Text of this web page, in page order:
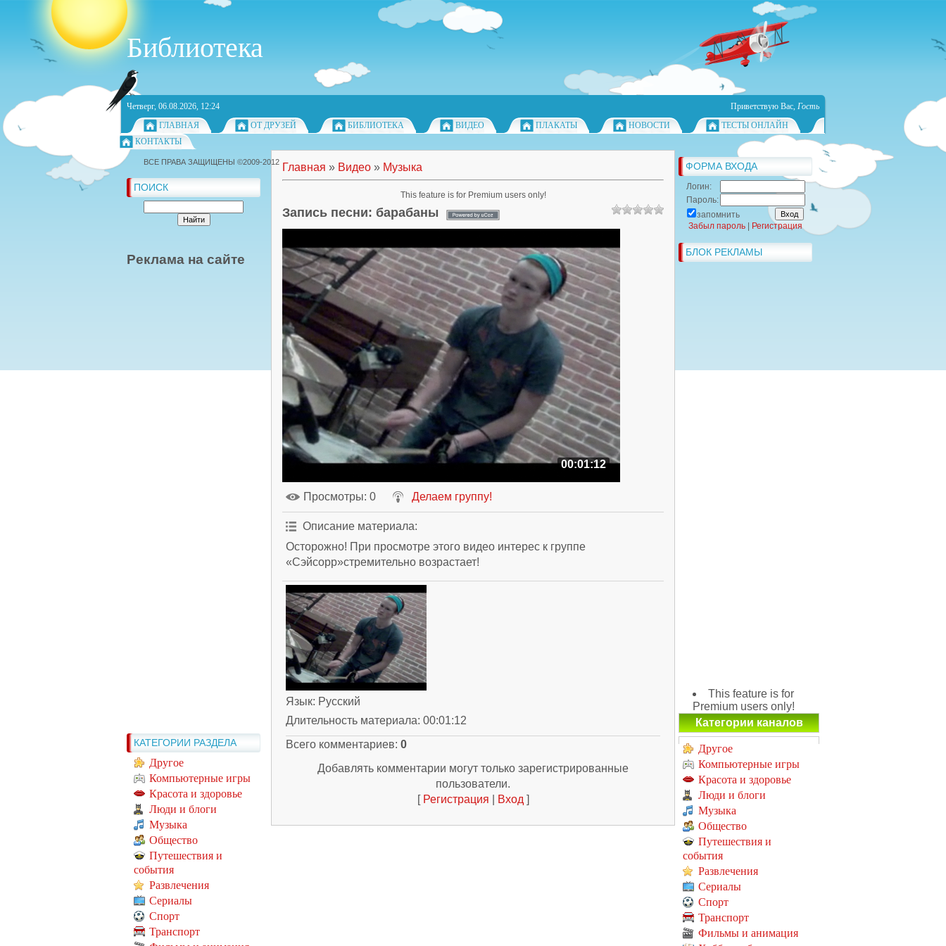
Библиотека
Четверг, 06.08.2026, 12:24 Приветствую Вас, Гость
ГЛАВНАЯ
ОТ ДРУЗЕЙ БИБЛИОТЕКА ВИДЕО ПЛАКАТЫ НОВОСТИ
ТЕСТЫ ОНЛАЙН
КОНТАКТЫ
ПОИСК
Реклама на сайте
КАТЕГОРИИ РАЗДЕЛА
Другое
Компьютерные игры
Красота и здоровье
Люди и блоги
Музыка
Общество
Путешествия и
события
Развлечения
Сериалы
Спорт
Транспорт
Главная » Видео » Музыка
Запись песни: барабаны
00:01:12
Просмотры: 0 Делаем группу!
Описание материала:
Осторожно! При просмотре этого видео интерес к группе
«Сэйсорр»стремительно возрастает!
Язык: Русский
Длительность материала: 00:01:12
Всего комментариев: 0
Добавлять комментарии могут только зарегистрированные
пользователи.
[ Регистрация Вход ]
ФОРМА ВХОДА
Логин:
Пароль:
запомнить
Забыл пароль
Регистрация
БЛОК РЕКЛАМЫ
This feature is for
Premium users only!
Категории каналов
Другое
Компьютерные игры
Красота и здоровье
Люди и блоги
Музыка
Общество
Путешествия и
события
Развлечения
Сериалы
Спорт
Транспорт
Фильмы и анимация
ВСЕ ПРАВА ЗАЩИЩЕНЫ ©2009-2012
This feature is for Premium users only!